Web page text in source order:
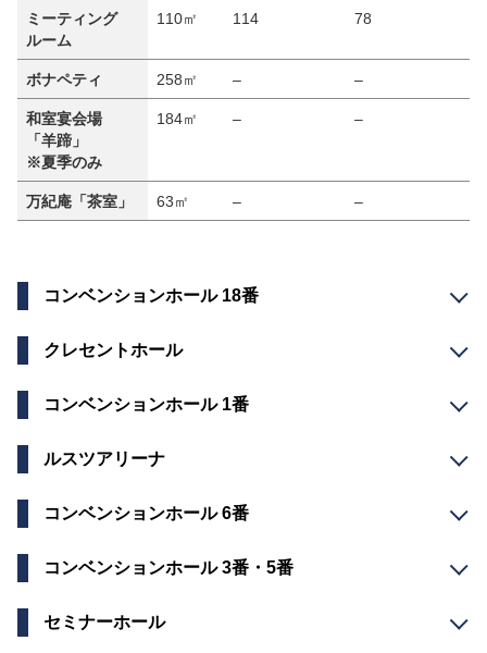
ミーティング
ルーム
110㎡ 114 78
ボナペティ 258㎡ – –
和室宴会場
「羊蹄」
※夏季のみ
184㎡ – –
万紀庵「茶室」 63㎡ – –
コンベンションホール 18番
クレセントホール
コンベンションホール 1番
ルスツアリーナ
コンベンションホール 6番
コンベンションホール 3番・5番
セミナーホール